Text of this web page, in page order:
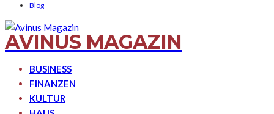
Blog
AVINUS MAGAZIN
BUSINESS
FINANZEN
KULTUR